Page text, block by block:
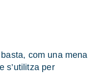
com una mena
s’utilitza per